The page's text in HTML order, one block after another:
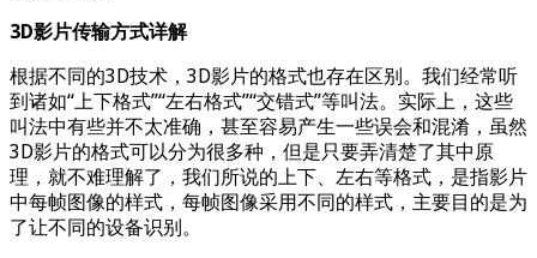
3D影片传输方式详解
根据不同的3D技术，3D影片的格式也存在区别。我们经常听
到诸如“上下格式”“左右格式”“交错式”等叫法。实际上，这些
叫法中有些并不太准确，甚至容易产生一些误会和混淆，虽然
3D影片的格式可以分为很多种，但是只要弄清楚了其中原
理，就不难理解了，我们所说的上下、左右等格式，是指影片
中每帧图像的样式，每帧图像采用不同的样式，主要目的是为
了让不同的设备识别。